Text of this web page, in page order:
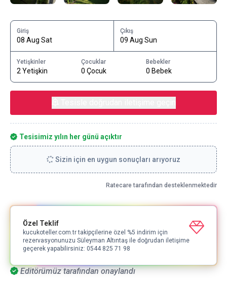
Editörümüz tarafından onaylandı
Giriş
08 Aug Sat
Çıkış
09 Aug Sun
Yetişkinler
2 Yetişkin
Çocuklar
0 Çocuk
Bebekler
0 Bebek
Tesisimiz yılın her günü açıktır
Sizin için en uygun sonuçları arıyoruz
Ratecare tarafından desteklenmektedir
Özel Teklif
kucukoteller.com.tr takipçilerine özel %5 indirim için
rezervasyonunuzu Süleyman Altıntaş ile doğrudan iletişime
geçerek yapabilirsiniz: 0544 825 71 98